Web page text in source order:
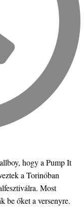
hogy a Pump It
a Torinóban
Most
be őket a versenyre.